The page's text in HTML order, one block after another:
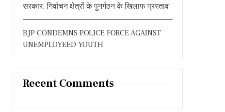
सरकार, निर्वाचन क्षेत्रों के पुनर्गठन के खिलाफ प्रस्ताव
BJP CONDEMNS POLICE FORCE AGAINST
UNEMPLOYEED YOUTH
Recent Comments